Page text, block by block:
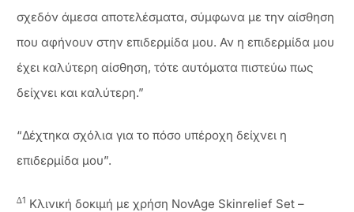
σχεδόν άμεσα αποτελέσματα, σύμφωνα με την αίσθηση
που αφήνουν στην επιδερμίδα μου. Αν η επιδερμίδα μου
έχει καλύτερη αίσθηση, τότε αυτόματα πιστεύω πως
δείχνει και καλύτερη.”
“Δέχτηκα σχόλια για το πόσο υπέροχη δείχνει η
επιδερμίδα μου”.
∆1 Κλινική δοκιμή με χρήση NovAge Skinrelief Set –